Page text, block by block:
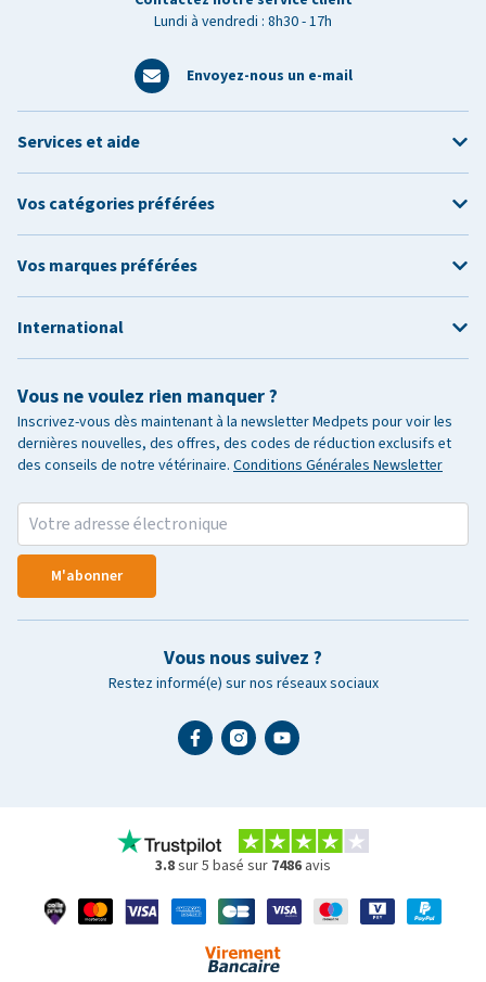
Lundi à vendredi : 8h30 - 17h
Envoyez-nous un e-mail
Vous ne voulez rien manquer ?
Inscrivez-vous dès maintenant à la newsletter Medpets pour voir les
dernières nouvelles, des offres, des codes de réduction exclusifs et
des conseils de notre vétérinaire. Conditions Générales Newsletter
M'abonner
Vous nous suivez ?
Restez informé(e) sur nos réseaux sociaux
Services et aide
Vos catégories préférées
Vos marques préférées
International
3.8sur 5 basé sur 7486 avis